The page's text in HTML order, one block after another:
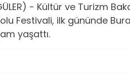
- Kültür ve Turizm
Festivali, ilk gününde
yaşattı.